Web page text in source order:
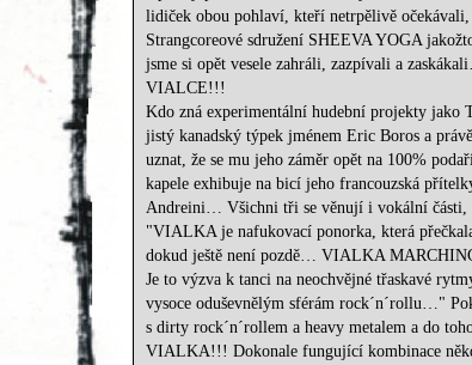
lidiček obou pohlaví, kteří netrpělivě
Strangcoreové sdružení SHEEVA YOGA
jsme si opět vesele zahráli, zazpívali a
VIALCE!!!
Kdo zná experimentální hudební projekty
jistý kanadský týpek jménem Eric Boros a
uznat, že se mu jeho záměr opět na 100%
kapele exhibuje na bicí jeho francouzská
Andreini… Všichni tři se věnují i vokální části,
"VIALKA je nafukovací ponorka, která
dokud ještě není pozdě… VIALKA
Je to výzva k tanci na neochvějné třaskavé
vysoce oduševnělým sférám rock´n´rollu…"
s dirty rock´n´rollem a heavy metalem a do
VIALKA!!! Dokonale fungující kombinace